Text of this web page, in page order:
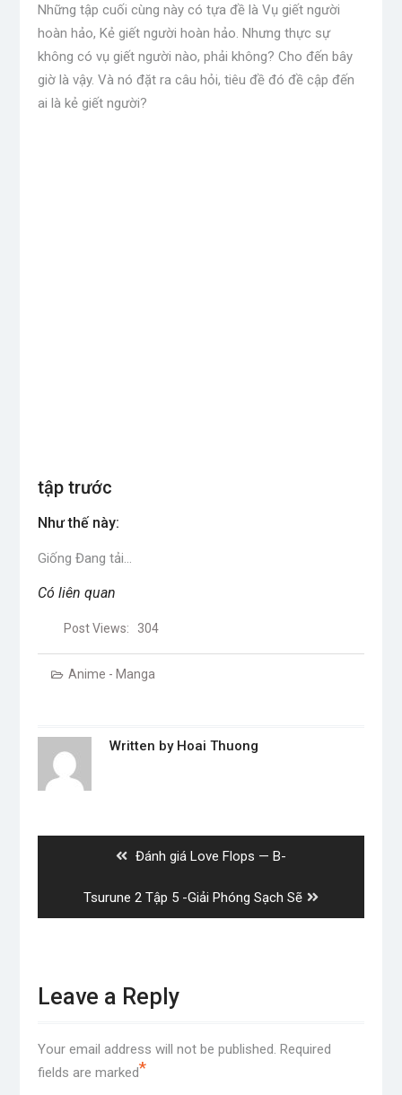
Những tập cuối cùng này có tựa đề là Vụ giết người
hoàn hảo, Kẻ giết người hoàn hảo. Nhưng thực sự
không có vụ giết người nào, phải không? Cho đến bây
giờ là vậy. Và nó đặt ra câu hỏi, tiêu đề đó đề cập đến
ai là kẻ giết người?
tập trước
Như thế này:
Giống Đang tải…
Có liên quan
Post Views: 304
Anime - Manga
Written by Hoai Thuong
Previous
Đánh giá Love Flops — B-
Next
post:
Tsurune 2 Tập 5 -Giải Phóng Sạch Sẽ
Leave a Reply
Your email address will not be published. Required
fields are marked*